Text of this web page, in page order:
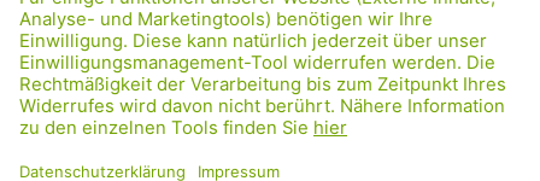
GRÜNE RADRETTUNG
FRIDAY NIGHTSKATING
NETIQUETTE
DATENSCHUTZ